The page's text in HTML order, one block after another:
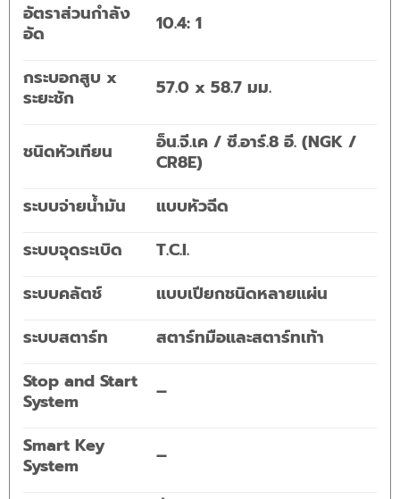
อัตราส่วนกำลัง
อัด
10.4: 1
กระบอกสูบ x
ระยะชัก
57.0 x 58.7 มม.
ชนิดหัวเทียน
อ็น.จี.เค / ซี.อาร์.8 อี. (NGK /
CR8E)
ระบบจ่ายน้ำมัน
แบบหัวฉีด
ระบบจุดระเบิด
T.C.I.
ระบบคลัตช์
แบบเปียกชนิดหลายแผ่น
ระบบสตาร์ท
สตาร์ทมือและสตาร์ทเท้า
Stop and Start
System
–
Smart Key
System
–